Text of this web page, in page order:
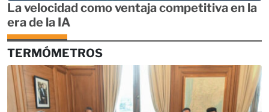
La velocidad como ventaja competitiva en la
era de la IA
TERMÓMETROS